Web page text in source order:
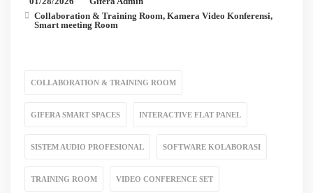
Collaboration & Training Room, Kamera Video Konferensi,
Smart meeting Room
COLLABORATION & TRAINING ROOM
GIFERA SMART SPACES INTERACTIVE FLAT PANEL
SISTEM AUDIO PROFESIONAL SOFTWARE KOLABORASI
TRAINING ROOM VIDEO CONFERENCE SET